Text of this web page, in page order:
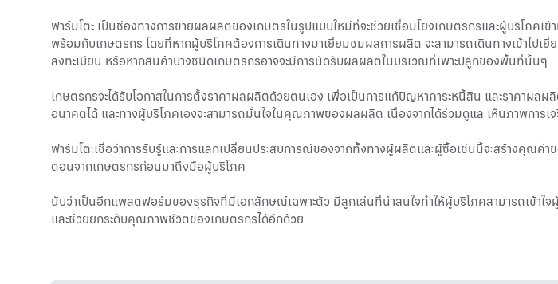
ฟาร์มโตะ เป็นช่องทางการขายผลผลิตของเกษตรในรูปแบบใหม่ที่จะช่วยเชื่อมโยงเกษตรกรและผู้บริโภค
พร้อมกับเกษตรกร โดยที่หากผู้บริโภคต้องการเดินทางมาเยี่ยมชมผลการผลิต จะสามารถเดินทางเข้าไป
ลงทะเบียน หรือหากสินค้าบางชนิดเกษตรกรอาจจะมีการนัดรับผลผลิตในบริเวณที่เพาะปลูกของพื้นที่นั้นๆ
เกษตรกรจะได้รับโอกาสในการตั้งราคาผลผลิตด้วยตนเอง เพื่อเป็นการแก้ปัญหาภาระหนี้สิน และราคาผ
อนาคตได้ และทางผู้บริโภคเองจะสามารถมั่นใจในคุณภาพของผลผลิต เนื่องจากได้ร่วมดูแล เห็นภาพการ
ฟาร์มโตะเชื่อว่าการรับรู้และการแลกเปลี่ยนประสบการณ์ของจากทั้งทางผู้ผลิตและผู้ซื้อเช่นนี้จะสร้างคุณ
ตอนจากเกษตรกรก่อนมาถึงมือผู้บริโภค
นับว่าเป็นอีกแพลตฟอร์มของธุรกิจที่มีเอกลักษณ์เฉพาะตัว มีลูกเล่นที่น่าสนใจทำให้ผู้บริโภคสามารถเข้า
และช่วยยกระดับคุณภาพชีวิตของเกษตรกรได้อีกด้วย